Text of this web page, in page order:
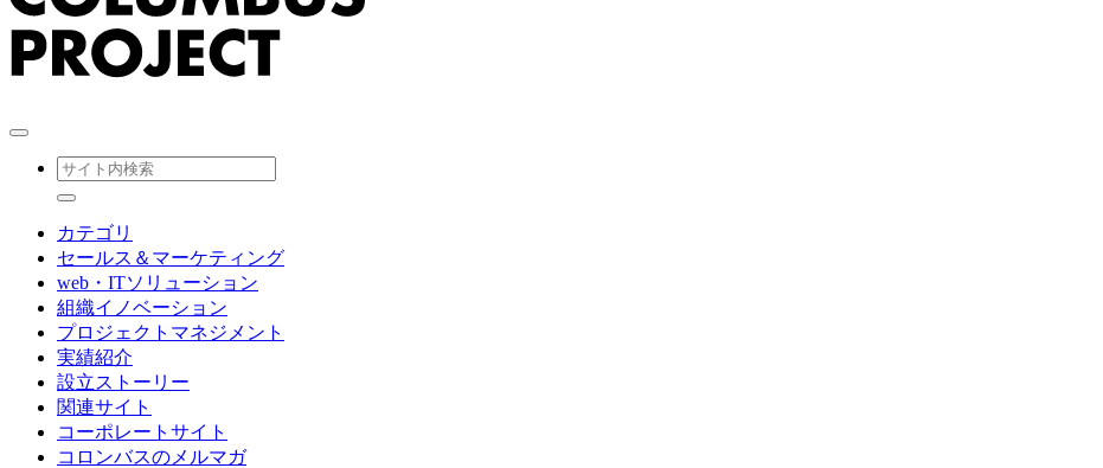
カテゴリ
セールス＆マーケティング
web・ITソリューション
組織イノベーション
プロジェクトマネジメント
実績紹介
設立ストーリー
関連サイト
コーポレートサイト
コロンバスのメルマガ